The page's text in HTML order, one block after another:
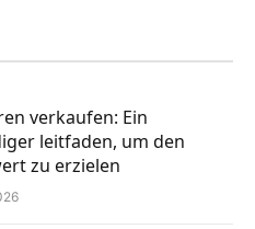
verkaufen: Ein
leitfaden, um den
zu erzielen